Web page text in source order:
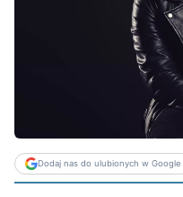
Dodaj nas do ulubionych w Google